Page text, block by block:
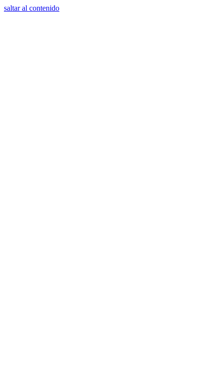
saltar al contenido